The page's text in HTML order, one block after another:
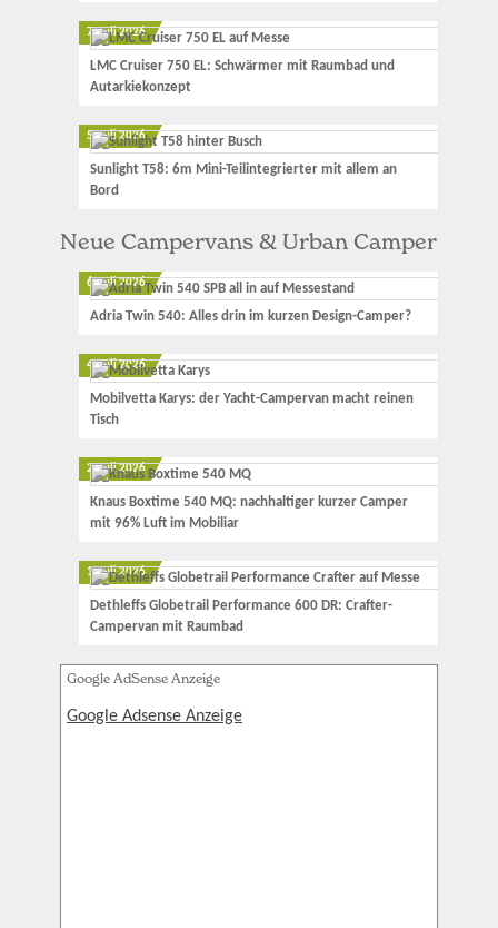
7. Juli 2026
LMC Cruiser 750 EL: Schwärmer mit Raumbad und
Autarkiekonzept
5. Juli 2026
Sunlight T58: 6m Mini-Teilintegrierter mit allem an
Bord
Neue Campervans & Urban Camper
6. Juli 2026
Adria Twin 540: Alles drin im kurzen Design-Camper?
4. Juli 2026
Mobilvetta Karys: der Yacht-Campervan macht reinen
Tisch
2. Juli 2026
Knaus Boxtime 540 MQ: nachhaltiger kurzer Camper
mit 96% Luft im Mobiliar
1. Juli 2026
Dethleffs Globetrail Performance 600 DR: Crafter-
Campervan mit Raumbad
Google AdSense Anzeige
Google Adsense Anzeige